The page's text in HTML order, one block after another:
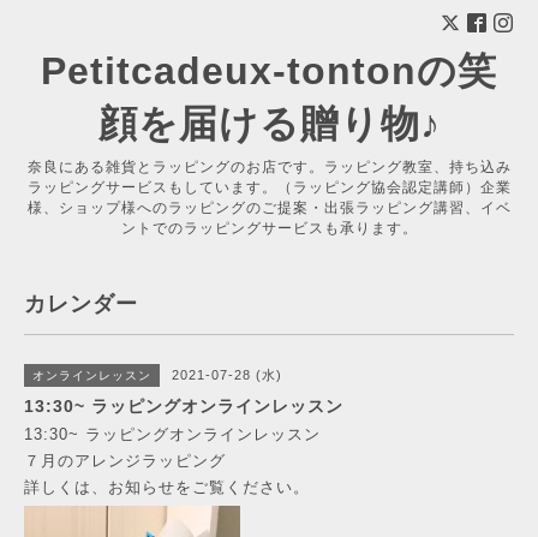
Petitcadeux-tontonの笑
顔を届ける贈り物♪
奈良にある雑貨とラッピングのお店です。ラッピング教室、持ち込み
ラッピングサービスもしています。（ラッピング協会認定講師）企業
様、ショップ様へのラッピングのご提案・出張ラッピング講習、イベ
ントでのラッピングサービスも承ります。
カレンダー
オンラインレッスン 2021-07-28 (水)
13:30~ ラッピングオンラインレッスン
13:30~ ラッピングオンラインレッスン
７月のアレンジラッピング
詳しくは、お知らせをご覧ください。